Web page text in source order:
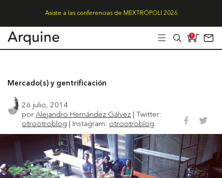
Asiste a las conferencias de MEXTRÓPOLI 2026
0
Mercado(s) y gentrificación
26 julio, 2014
porAlejandro Hernández Gálvez | Twitter:
otrootroblog | Instagram: otrootroblog